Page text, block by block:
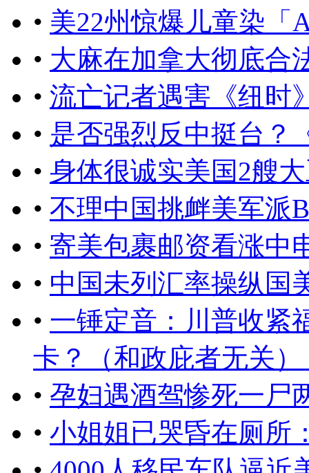
• 美22州惊爆儿童染「
• 大麻在加拿大彻底合
• 流亡记者遇害《纽时
• 是否强烈反中挺台？
• 身体很诚实美国2艘
• 不理中国挑衅美军派
• 寄美包裹邮资看涨中
• 中国未列汇率操纵国
• 一锤定音：川普收紧
卡？（和政庇者无关）
• 孕妇遇酒驾惨死一尸
• 小姐姐已哭昏在厕所